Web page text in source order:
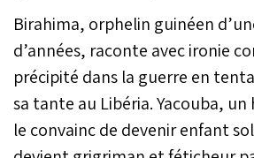
Birahima, orphelin guinéen
d’années, raconte avec ironie
précipité dans la guerre en
sa tante au Libéria. Yacouba,
le convainc de devenir enfant